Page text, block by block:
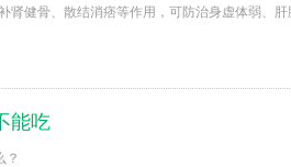
健骨、散结消痞等作用，可防治身虚体弱、
能吃
？